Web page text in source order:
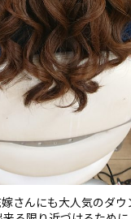
さんにも大人気のダウ